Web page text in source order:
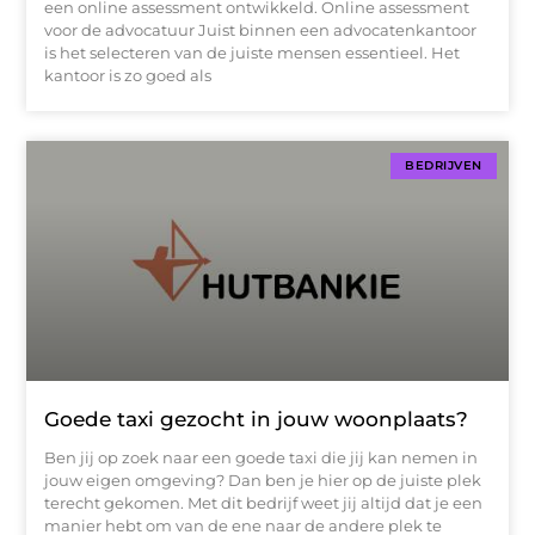
een online assessment ontwikkeld. Online assessment
voor de advocatuur Juist binnen een advocatenkantoor
is het selecteren van de juiste mensen essentieel. Het
kantoor is zo goed als
BEDRIJVEN
Goede taxi gezocht in jouw woonplaats?
Ben jij op zoek naar een goede taxi die jij kan nemen in
jouw eigen omgeving? Dan ben je hier op de juiste plek
terecht gekomen. Met dit bedrijf weet jij altijd dat je een
manier hebt om van de ene naar de andere plek te